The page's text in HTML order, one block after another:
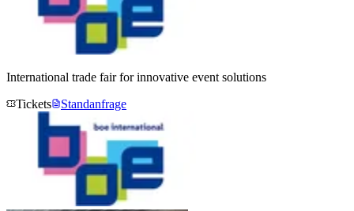
International trade fair for innovative event solutions
Tickets
Standanfrage